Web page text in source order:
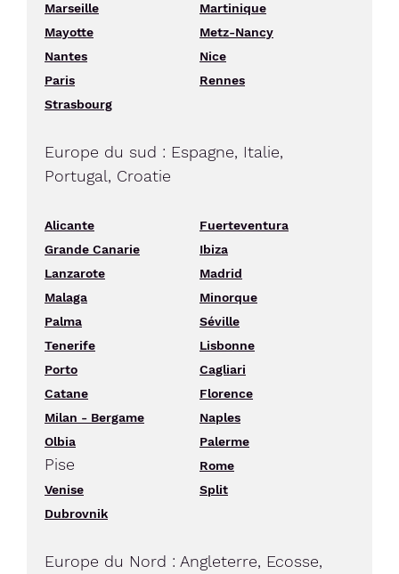
Marseille
Martinique
Mayotte
Metz-Nancy
Nantes
Nice
Paris
Rennes
Strasbourg
Europe du sud : Espagne, Italie,
Portugal, Croatie
Alicante
Fuerteventura
Grande Canarie
Ibiza
Lanzarote
Madrid
Malaga
Minorque
Palma
Séville
Tenerife
Lisbonne
Porto
Cagliari
Catane
Florence
Milan - Bergame
Naples
Olbia
Palerme
Pise
Rome
Venise
Split
Dubrovnik
Europe du Nord : Angleterre, Ecosse,